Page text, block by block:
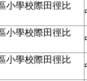
小學校際田徑比
小學校際田徑比
小學校際田徑比